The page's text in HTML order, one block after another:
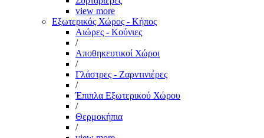
view more
Εξωτερικός Χώρος - Κήπος
Αιώρες - Κούνιες
/
Αποθηκευτικοί Χώροι
/
Γλάστρες - Ζαρντινιέρες
/
Έπιπλα Εξωτερικού Χώρου
/
Θερμοκήπια
/